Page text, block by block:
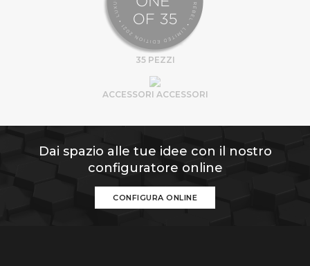
35 PEZZI
ACCESSORI ACCESSORI
Dai spazio alle tue idee con il nostro
configuratore online
CONFIGURA ONLINE